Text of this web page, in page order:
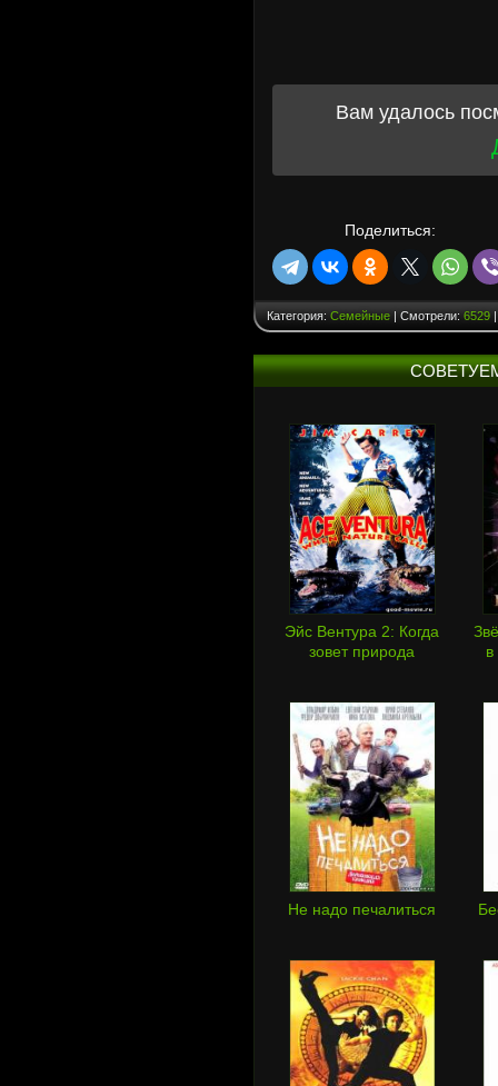
Вам удалось
Поделиться:
Категория: Семейные | Смотрели: 6529
Эйс Вентура 2: Когда
зовет природа
в
Не надо печалиться